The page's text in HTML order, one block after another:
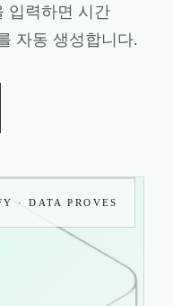
입력하면 시간
자동 생성합니다.
· DATA PROVES